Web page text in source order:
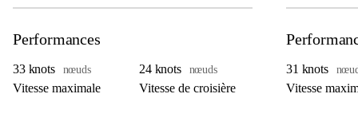
Performances
33 knots nœuds
Vitesse maximale
24 knots nœuds
Vitesse de croisière
31 knots
Vitesse